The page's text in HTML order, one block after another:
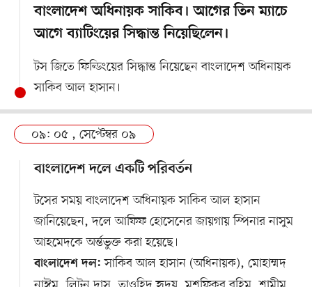
বাংলাদেশ অধিনায়ক সাকিব। আগের তিন ম্যাচে
আগে ব্যাটিংয়ের সিদ্ধান্ত নিয়েছিলেন।
টস জিতে ফিল্ডিংয়ের সিদ্ধান্ত নিয়েছেন বাংলাদেশ অধিনায়ক
সাকিব আল হাসান।
০৯: ০৫ , সেপ্টেম্বর ০৯
বাংলাদেশ দলে একটি পরিবর্তন
টসের সময় বাংলাদেশ অধিনায়ক সাকিব আল হাসান
জানিয়েছেন, দলে আফিফ হোসেনের জায়গায় স্পিনার নাসুম
আহমেদকে অর্ন্তভুক্ত করা হয়েছে।
বাংলাদেশ দল:সাকিব আল হাসান (অধিনায়ক), মোহাম্মদ